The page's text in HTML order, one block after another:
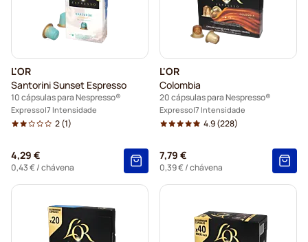
L'OR
Santorini Sunset Espresso
10 cápsulas para Nespresso®
Expresso 7 Intensidade
2(1)
4,29 €
0,43 €/ chávena
L'OR
Colombia
20 cápsulas para Nespresso®
Expresso 7 Intensidade
4.9(228)
7,79 €
0,39 €/ chávena